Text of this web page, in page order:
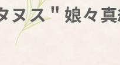
ヌス＂娘々